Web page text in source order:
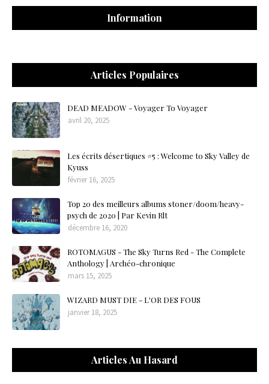
Information
Articles Populaires
DEAD MEADOW - Voyager To Voyager
avril 20, 2025
Les écrits désertiques #5 : Welcome to Sky Valley de
Kyuss
février 16, 2025
Top 20 des meilleurs albums stoner/doom/heavy-
psych de 2020 | Par Kevin Rlt
décembre 16, 2020
ROTOMAGUS - The Sky Turns Red - The Complete
Anthology | Archéo-chronique
mars 15, 2025
WIZARD MUST DIE - L'OR DES FOUS
janvier 18, 2025
Articles Au Hasard